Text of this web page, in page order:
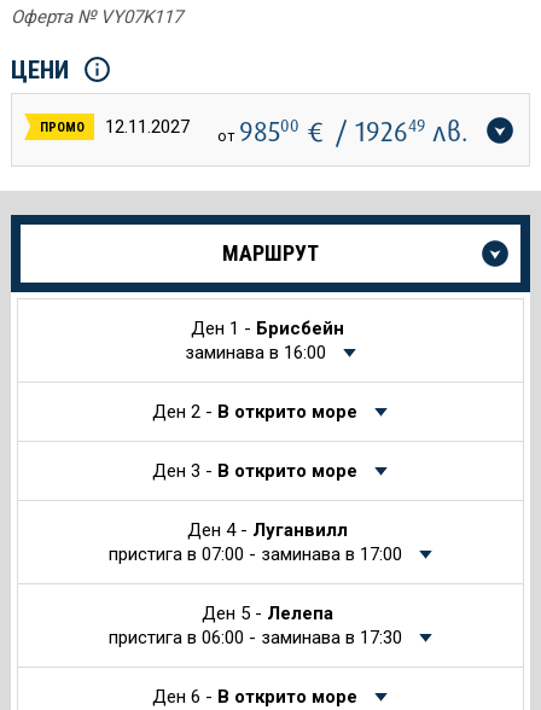
Оферта № VY07K117
ЦЕНИ
ПРОМО 12.11.2027 от 98500 € / 192649лв.
Още
за
МАРШРУТ
Ден 1 - Брисбейн
заминава в 16:00
Ден 2 - В открито море
Ден 3 - В открито море
Ден 4 - Луганвилл
пристига в 07:00 - заминава в 17:00
Ден 5 - Лелепа
пристига в 06:00 - заминава в 17:30
Ден 6 - В открито море